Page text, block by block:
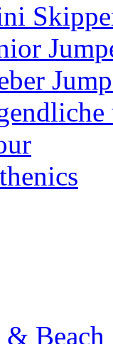
Beach